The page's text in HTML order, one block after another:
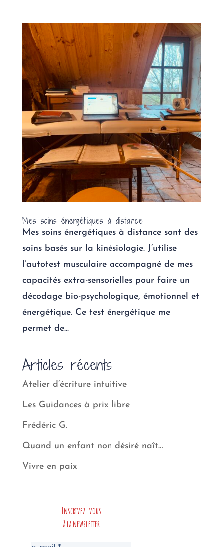
Mes soins énergétiques à distance
Mes soins énergétiques à distance sont des
soins basés sur la kinésiologie. J’utilise
l’autotest musculaire accompagné de mes
capacités extra-sensorielles pour faire un
décodage bio-psychologique, émotionnel et
énergétique. Ce test énergétique me
permet de...
Articles récents
Atelier d’écriture intuitive
Les Guidances à prix libre
Frédéric G.
Quand un enfant non désiré naît…
Vivre en paix
Inscrivez-vous
à la newsletter